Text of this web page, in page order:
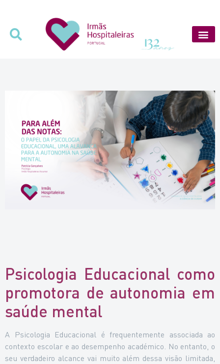
Psicologia Educacional como
promotora de autonomia em
saúde mental
A Psicologia Educacional é frequentemente associada ao
contexto escolar e ao desempenho académico. No entanto, o
seu verdadeiro alcance vai muito além dessa visão limitada,